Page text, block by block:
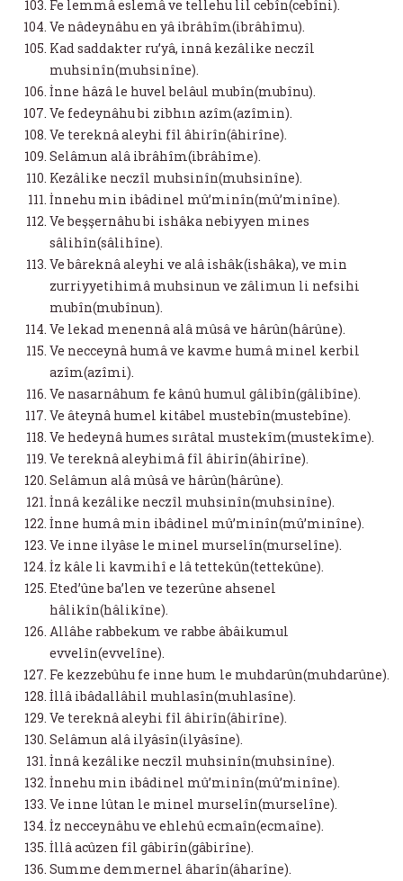
Fe lemmâ eslemâ ve tellehu lil cebîn(cebîni).
Ve nâdeynâhu en yâ ibrâhîm(ibrâhîmu).
Kad saddakter ru’yâ, innâ kezâlike neczîl
muhsinîn(muhsinîne).
İnne hâzâ le huvel belâul mubîn(mubînu).
Ve fedeynâhu bi zibhın azîm(azîmin).
Ve tereknâ aleyhi fîl âhirîn(âhirîne).
Selâmun alâ ibrâhîm(ibrâhîme).
Kezâlike neczîl muhsinîn(muhsinîne).
İnnehu min ibâdinel mû’minîn(mû’minîne).
Ve beşşernâhu bi ishâka nebiyyen mines
sâlihîn(sâlihîne).
Ve bâreknâ aleyhi ve alâ ishâk(ishâka), ve min
zurriyyetihimâ muhsinun ve zâlimun li nefsihi
mubîn(mubînun).
Ve lekad menennâ alâ mûsâ ve hârûn(hârûne).
Ve necceynâ humâ ve kavme humâ minel kerbil
azîm(azîmi).
Ve nasarnâhum fe kânû humul gâlibîn(gâlibîne).
Ve âteynâ humel kitâbel mustebîn(mustebîne).
Ve hedeynâ humes sırâtal mustekîm(mustekîme).
Ve tereknâ aleyhimâ fîl âhirîn(âhirîne).
Selâmun alâ mûsâ ve hârûn(hârûne).
İnnâ kezâlike neczîl muhsinîn(muhsinîne).
İnne humâ min ibâdinel mû’minîn(mû’minîne).
Ve inne ilyâse le minel murselîn(murselîne).
İz kâle li kavmihî e lâ tettekûn(tettekûne).
Eted’ûne ba’len ve tezerûne ahsenel
hâlikîn(hâlikîne).
Allâhe rabbekum ve rabbe âbâikumul
evvelîn(evvelîne).
Fe kezzebûhu fe inne hum le muhdarûn(muhdarûne).
İllâ ibâdallâhil muhlasîn(muhlasîne).
Ve tereknâ aleyhi fîl âhirîn(âhirîne).
Selâmun alâ ilyâsîn(ilyâsîne).
İnnâ kezâlike neczîl muhsinîn(muhsinîne).
İnnehu min ibâdinel mû’minîn(mû’minîne).
Ve inne lûtan le minel murselîn(murselîne).
İz necceynâhu ve ehlehû ecmaîn(ecmaîne).
İllâ acûzen fîl gâbirîn(gâbirîne).
Summe demmernel âharîn(âharîne).